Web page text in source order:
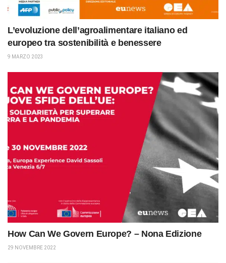
L’evoluzione dell’agroalimentare italiano ed
europeo tra sostenibilità e benessere
9 MARZO 2023
How Can We Govern Europe? – Nona Edizione
29 NOVEMBRE 2022